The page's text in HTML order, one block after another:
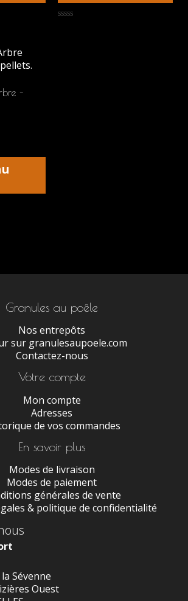
–
Granules au poêle
Nos entrepôts
sur granulesaupoele.com
Contactez-nous
Votre compte
Mon compte
Adresses
de vos commandes
En savoir plus
Modes de livraison
Modes de paiement
générales de vente
& politique de confidentialité
Sévenne
Ouest